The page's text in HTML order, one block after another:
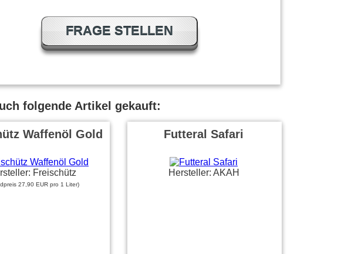
FRAGE STELLEN
folgende Artikel gekauft:
Waffenöl Gold
Freischütz
27,90 EUR pro 1 Liter)
Futteral Safari
Hersteller: AKAH